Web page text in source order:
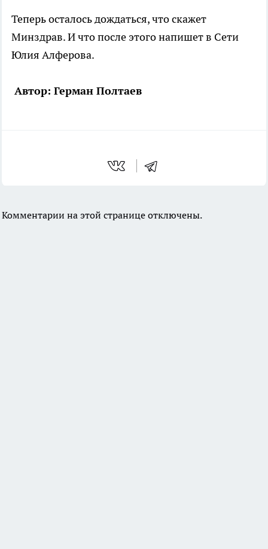
Теперь осталось дождаться, что скажет
Минздрав. И что после этого напишет в Сети
Юлия Алферова.
Автор: Герман Полтаев
Комментарии на этой странице отключены.